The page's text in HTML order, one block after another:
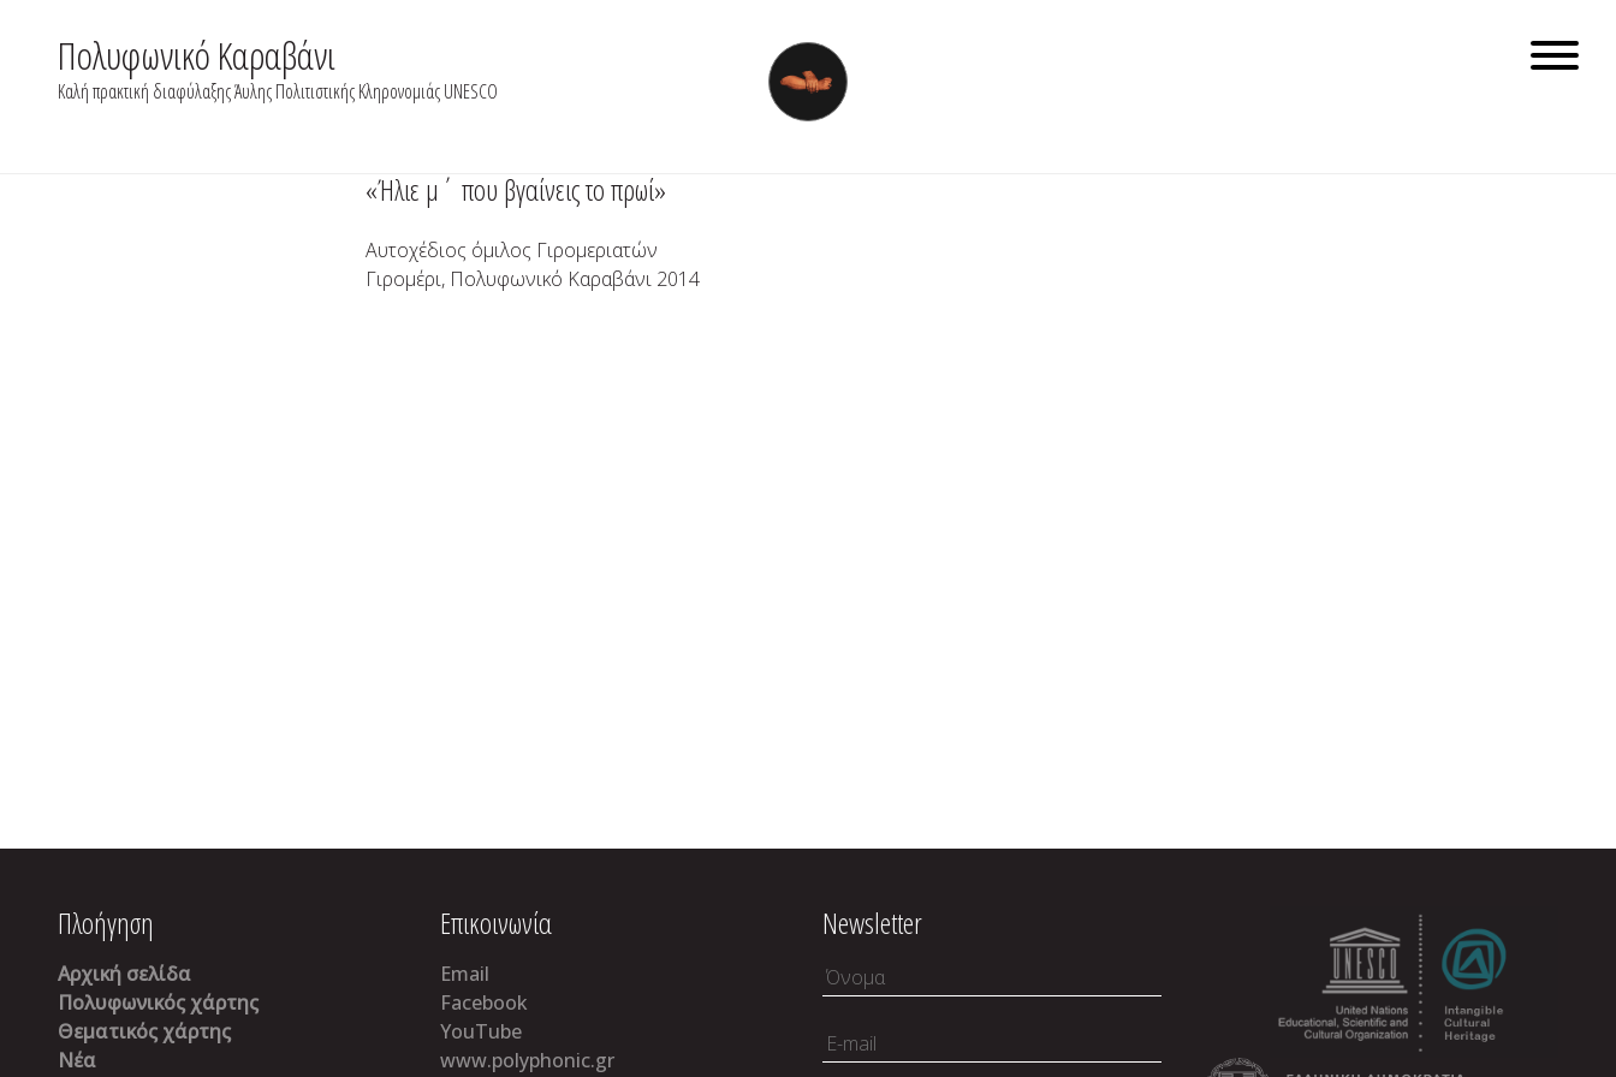
contentΠολυφωνικό Καραβάνι
Καλή πρακτική διαφύλαξης Άυλης Πολιτιστικής Κληρονομιάς UNESCO
«Ήλιε μ΄ που βγαίνεις το πρωί»
Αυτοχέδιος όμιλος Γιρομεριατών
Γιρομέρι, Πολυφωνικό Καραβάνι 2014
Πλοήγηση
Αρχική σελίδα
Πολυφωνικός χάρτης
Θεματικός χάρτης
Νέα
Επικοινωνία
Email
Facebook
YouTube
www.polyphonic.gr
Newsletter